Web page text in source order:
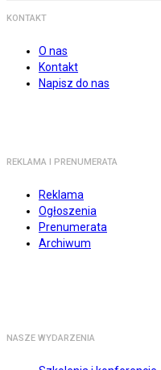
KONTAKT
O nas
Kontakt
Napisz do nas
REKLAMA I PRENUMERATA
Reklama
Ogłoszenia
Prenumerata
Archiwum
NASZE WYDARZENIA